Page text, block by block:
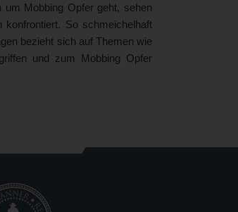
um Mobbing Opfer geht, sehen
So schmeichelhaft
bezieht sich auf Themen wie
und zum Mobbing Opfer